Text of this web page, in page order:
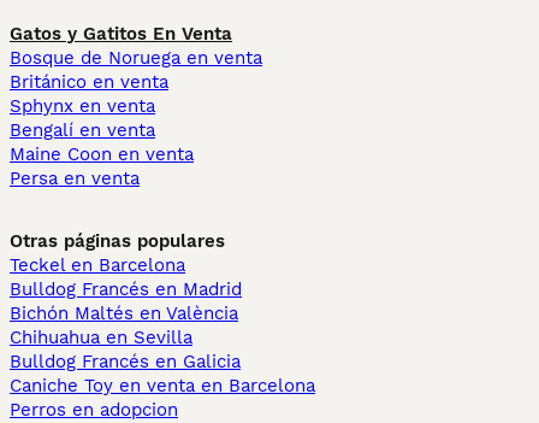
Gatos y Gatitos En Venta
Bosque de Noruega en venta
Británico en venta
Sphynx en venta
Bengalí en venta
Maine Coon en venta
Persa en venta
Otras páginas populares
Teckel en Barcelona
Bulldog Francés en Madrid
Bichón Maltés en València
Chihuahua en Sevilla
Bulldog Francés en Galicia
Caniche Toy en venta en Barcelona
Perros en adopcion